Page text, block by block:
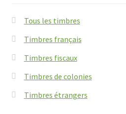
Tous les timbres
Timbres français
Timbres fiscaux
Timbres de colonies
Timbres étrangers